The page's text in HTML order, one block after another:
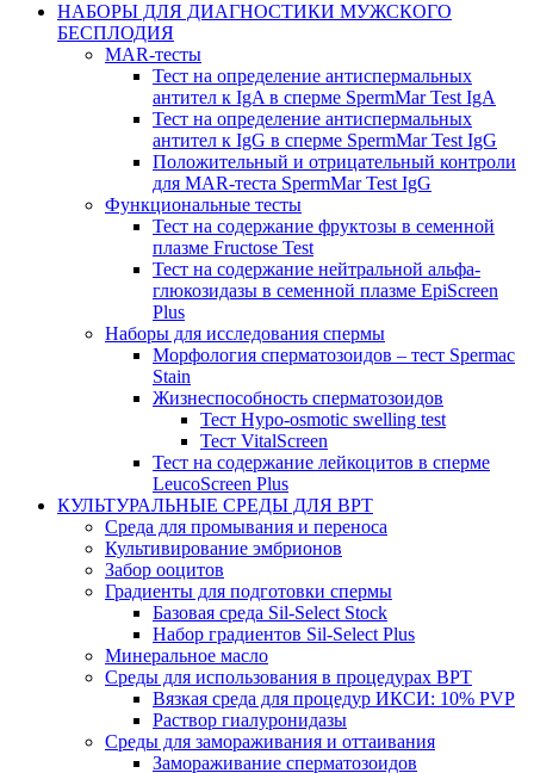
НАБОРЫ ДЛЯ ДИАГНОСТИКИ МУЖСКОГО
БЕСПЛОДИЯ
MAR-тесты
Тест на определение антиспермальных
антител к IgA в сперме SpermMar Test IgA
Тест на определение антиспермальных
антител к IgG в сперме SpermMar Test IgG
Положительный и отрицательный контроли
для MAR-теста SpermMar Test IgG
Функциональные тесты
Тест на содержание фруктозы в семенной
плазме Fructose Test
Тест на содержание нейтральной альфа-
глюкозидазы в семенной плазме EpiScreen
Plus
Наборы для исследования спермы
Морфология сперматозоидов – тест Spermac
Stain
Жизнеспособность сперматозоидов
Тест Hypo-osmotic swelling test
Тест VitalScreen
Тест на содержание лейкоцитов в сперме
LeucoScreen Plus
КУЛЬТУРАЛЬНЫЕ СРЕДЫ ДЛЯ ВРТ
Среда для промывания и переноса
Культивирование эмбрионов
Забор ооцитов
Градиенты для подготовки спермы
Базовая среда Sil-Select Stock
Набор градиентов Sil-Select Plus
Минеральное масло
Среды для использования в процедурах ВРТ
Вязкая среда для процедур ИКСИ: 10% PVP
Раствор гиалуронидазы
Среды для замораживания и оттаивания
Замораживание сперматозоидов